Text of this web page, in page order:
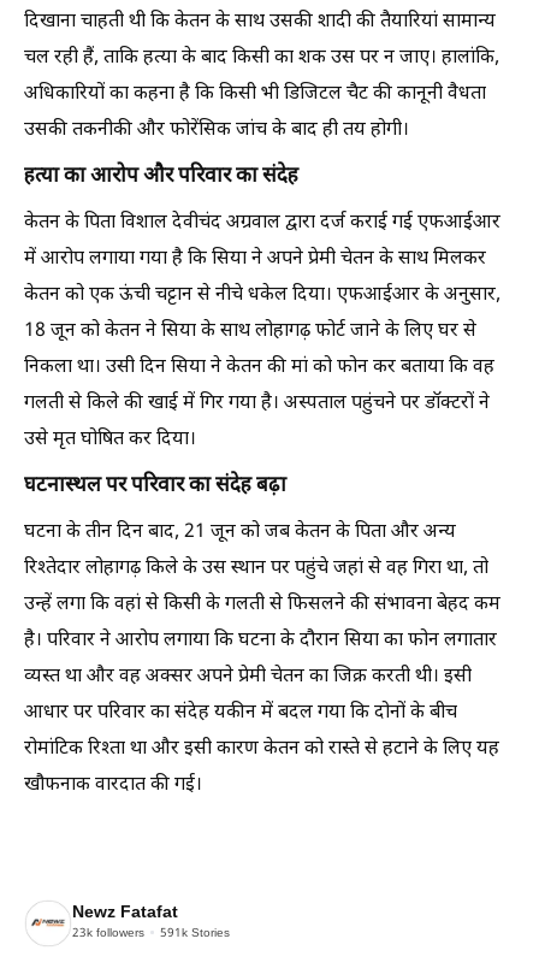
दिखाना चाहती थी कि केतन के साथ उसकी शादी की तैयारियां सामान्य
चल रही हैं, ताकि हत्या के बाद किसी का शक उस पर न जाए। हालांकि,
अधिकारियों का कहना है कि किसी भी डिजिटल चैट की कानूनी वैधता
उसकी तकनीकी और फोरेंसिक जांच के बाद ही तय होगी।
हत्या का आरोप और परिवार का संदेह
केतन के पिता विशाल देवीचंद अग्रवाल द्वारा दर्ज कराई गई एफआईआर
में आरोप लगाया गया है कि सिया ने अपने प्रेमी चेतन के साथ मिलकर
केतन को एक ऊंची चट्टान से नीचे धकेल दिया। एफआईआर के अनुसार,
18 जून को केतन ने सिया के साथ लोहागढ़ फोर्ट जाने के लिए घर से
निकला था। उसी दिन सिया ने केतन की मां को फोन कर बताया कि वह
गलती से किले की खाई में गिर गया है। अस्पताल पहुंचने पर डॉक्टरों ने
उसे मृत घोषित कर दिया।
घटनास्थल पर परिवार का संदेह बढ़ा
घटना के तीन दिन बाद, 21 जून को जब केतन के पिता और अन्य
रिश्तेदार लोहागढ़ किले के उस स्थान पर पहुंचे जहां से वह गिरा था, तो
उन्हें लगा कि वहां से किसी के गलती से फिसलने की संभावना बेहद कम
है। परिवार ने आरोप लगाया कि घटना के दौरान सिया का फोन लगातार
व्यस्त था और वह अक्सर अपने प्रेमी चेतन का जिक्र करती थी। इसी
आधार पर परिवार का संदेह यकीन में बदल गया कि दोनों के बीच
रोमांटिक रिश्ता था और इसी कारण केतन को रास्ते से हटाने के लिए यह
खौफनाक वारदात की गई।
Newz Fatafat
23k followers 591k Stories